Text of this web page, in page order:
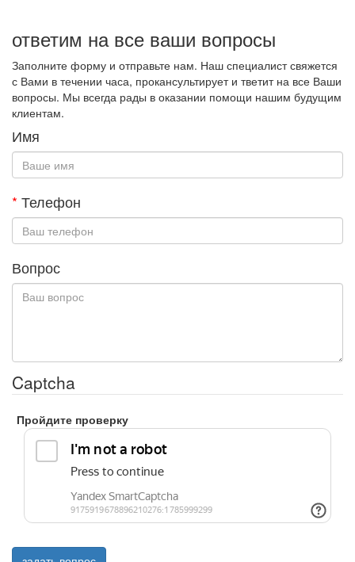
ответим на все ваши вопросы
Заполните форму и отправьте нам. Наш специалист свяжется
с Вами в течении часа, прокансультирует и тветит на все Ваши
вопросы. Мы всегда рады в оказании помощи нашим будущим
клиентам.
Имя
* Телефон
Вопрос
Captcha
Пройдите проверку